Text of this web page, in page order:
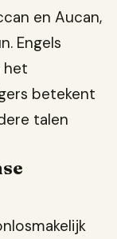
en Aucan,
Engels
het
betekent
talen